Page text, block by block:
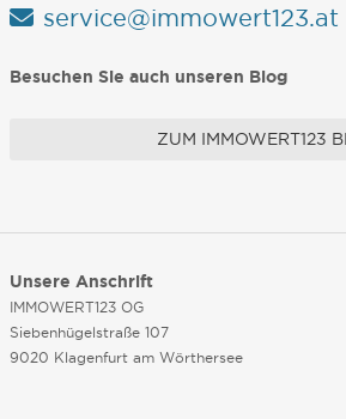
service@immowert123.at
Besuchen Sie auch unseren Blog
ZUM IMMOWERT123
Unsere Anschrift
IMMOWERT123 OG
Siebenhügelstraße 107
9020 Klagenfurt am Wörthersee